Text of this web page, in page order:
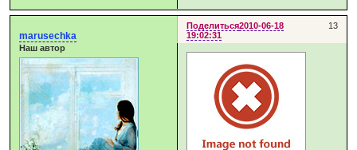
Поделиться 13
2010-06-18
19:02:31
marusechka
Наш автор